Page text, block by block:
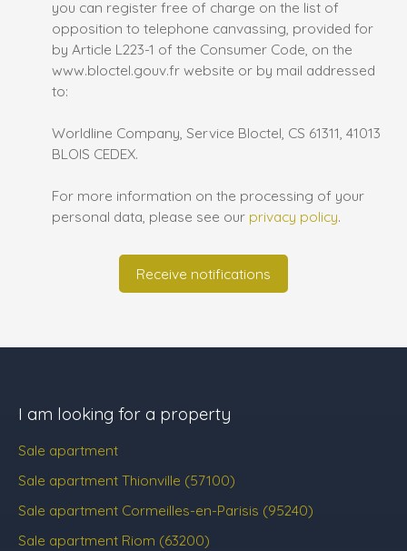
you can register free of charge on the list of
opposition to telephone canvassing, provided for
by Article L223-1 of the Consumer Code, on the
www.bloctel.gouv.fr website or by mail addressed
to:
Worldline Company, Service Bloctel, CS 61311, 41013
BLOIS CEDEX.
For more information on the processing of your
personal data, please see our privacy policy.
Receive notifications
I am looking for a property
Sale apartment
Sale apartment Thionville (57100)
Sale apartment Cormeilles-en-Parisis (95240)
Sale apartment Riom (63200)